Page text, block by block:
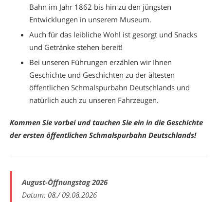
Bahn im Jahr 1862 bis hin zu den jüngsten
Entwicklungen in unserem Museum.
Auch für das leibliche Wohl ist gesorgt und Snacks
und Getränke stehen bereit!
Bei unseren Führungen erzählen wir Ihnen
Geschichte und Geschichten zu der ältesten
öffentlichen Schmalspurbahn Deutschlands und
natürlich auch zu unseren Fahrzeugen.
Kommen Sie vorbei und tauchen Sie ein in die Geschichte
der ersten öffentlichen Schmalspurbahn Deutschlands!
August-Öffnungstag 2026
Datum: 08./ 09.08.2026